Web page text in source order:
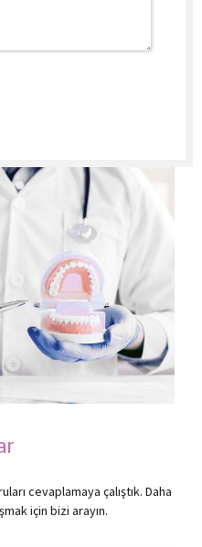
cevaplamaya çalıştık. Daha
için bizi arayın.